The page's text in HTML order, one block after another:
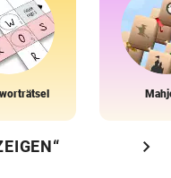
chevron_right